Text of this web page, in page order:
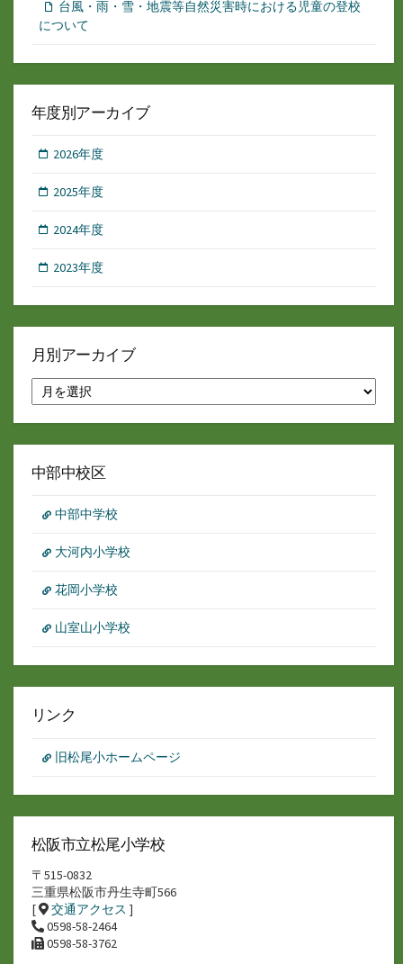
台風・雨・雪・地震等自然災害時における児童の登校
について
年度別アーカイブ
2026年度
2025年度
2024年度
2023年度
月別アーカイブ
別
ア
イ
中部中校区
中部中学校
大河内小学校
花岡小学校
山室山小学校
リンク
旧松尾小ホームページ
松阪市立松尾小学校
〒515-0832
三重県松阪市丹生寺町566
[
交通アクセス ]
0598-58-2464
0598-58-3762